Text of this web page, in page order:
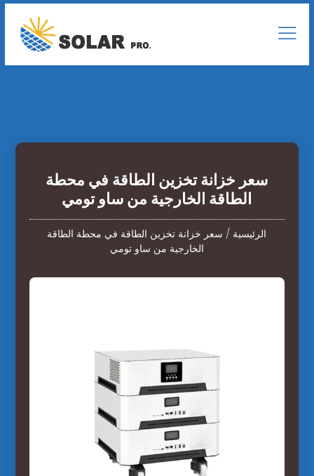
سعر خزانة تخزين الطاقة في محطة
الطاقة الخارجية من ساو تومي
الرئيسية / سعر خزانة تخزين الطاقة في محطة الطاقة
الخارجية من ساو تومي